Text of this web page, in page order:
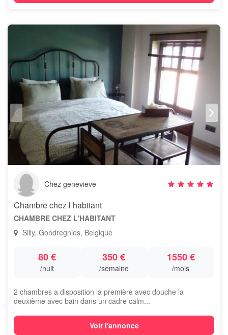
Chez genevieve
Chambre chez l habitant
CHAMBRE CHEZ L'HABITANT
Silly, Gondregnies, Belgique
80 €
/nuit
350 €
/semaine
1550 €
/mois
2 chambres a disposition la première avec douche la
deuxième avec bain dans un cadre calm...
Voir l'annonce